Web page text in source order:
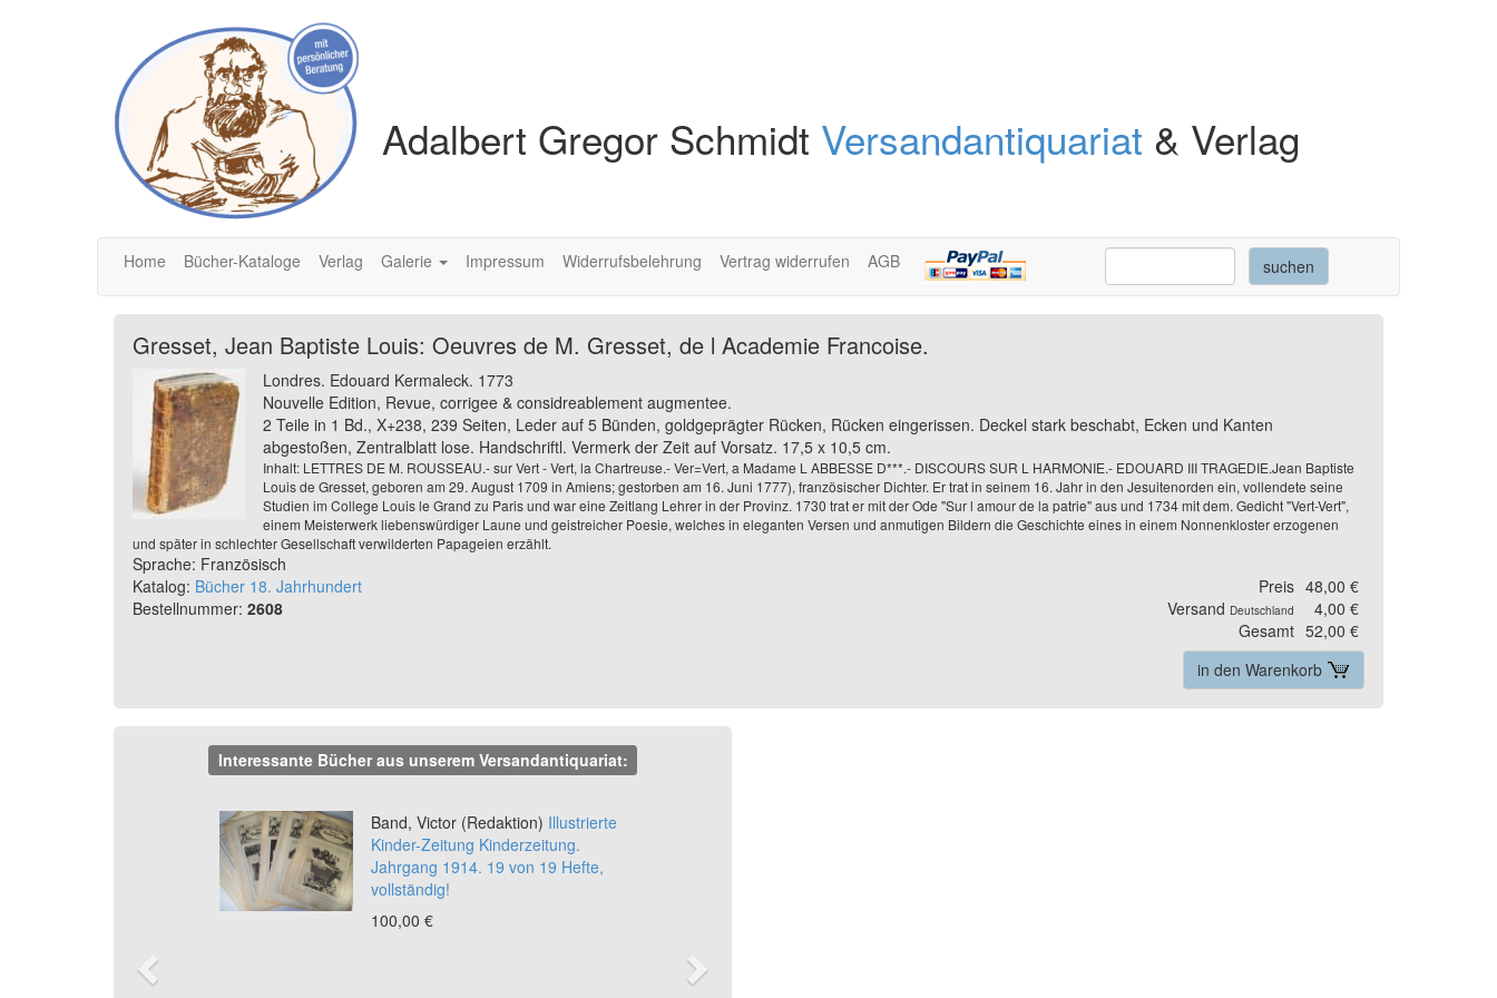
Adalbert Gregor Schmidt Versandantiquariat & Verlag
Home Bücher-Kataloge Verlag Galerie Impressum Widerrufsbelehrung Vertrag widerrufen AGB
Gresset, Jean Baptiste Louis: Oeuvres de M. Gresset, de l Academie Francoise.
Londres. Edouard Kermaleck. 1773
Nouvelle Edition, Revue, corrigee & considreablement augmentee.
2 Teile in 1 Bd., X+238, 239 Seiten, Leder auf 5 Bünden, goldgeprägter Rücken, Rücken eingerissen. Deckel stark beschabt, Ecken und Kanten
abgestoßen, Zentralblatt lose. Handschriftl. Vermerk der Zeit auf Vorsatz. 17,5 x 10,5 cm.
Inhalt: LETTRES DE M. ROUSSEAU.- sur Vert - Vert, la Chartreuse.- Ver=Vert, a Madame L ABBESSE D***.- DISCOURS SUR L HARMONIE.- EDOUARD III TRAGEDIE.Jean Baptiste
Louis de Gresset, geboren am 29. August 1709 in Amiens; gestorben am 16. Juni 1777), französischer Dichter. Er trat in seinem 16. Jahr in den Jesuitenorden ein, vollendete seine
Studien im College Louis le Grand zu Paris und war eine Zeitlang Lehrer in der Provinz. 1730 trat er mit der Ode "Sur l amour de la patrie" aus und 1734 mit dem. Gedicht "Vert-Vert",
einem Meisterwerk liebenswürdiger Laune und geistreicher Poesie, welches in eleganten Versen und anmutigen Bildern die Geschichte eines in einem Nonnenkloster erzogenen
und später in schlechter Gesellschaft verwilderten Papageien erzählt.
Sprache: Französisch
Katalog: Bücher 18. Jahrhundert
Bestellnummer: 2608
Preis 48,00 €
Versand Deutschland
4,00 €
Gesamt 52,00 €
in den Warenkorb
Interessante Bücher aus unserem Versandantiquariat:
Band, Victor (Redaktion) Illustrierte
Kinder-Zeitung Kinderzeitung.
Jahrgang 1914. 19 von 19 Hefte,
vollständig!
100,00 €
Previous